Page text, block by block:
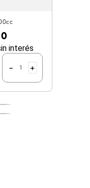
interés
＋
－